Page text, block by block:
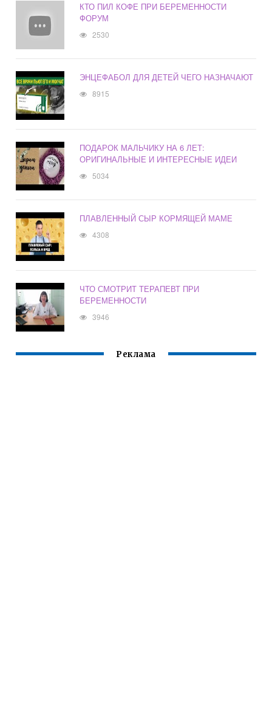
КТО ПИЛ КОФЕ ПРИ БЕРЕМЕННОСТИ
ФОРУМ
2530
ЭНЦЕФАБОЛ ДЛЯ ДЕТЕЙ ЧЕГО НАЗНАЧАЮТ
8915
ПОДАРОК МАЛЬЧИКУ НА 6 ЛЕТ:
ОРИГИНАЛЬНЫЕ И ИНТЕРЕСНЫЕ ИДЕИ
5034
ПЛАВЛЕННЫЙ СЫР КОРМЯЩЕЙ МАМЕ
4308
ЧТО СМОТРИТ ТЕРАПЕВТ ПРИ
БЕРЕМЕННОСТИ
3946
Реклама